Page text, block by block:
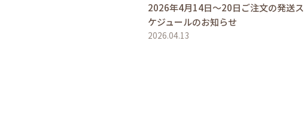
2026年4月14日〜20日ご注文の発送ス
ケジュールのお知らせ
2026.04.13